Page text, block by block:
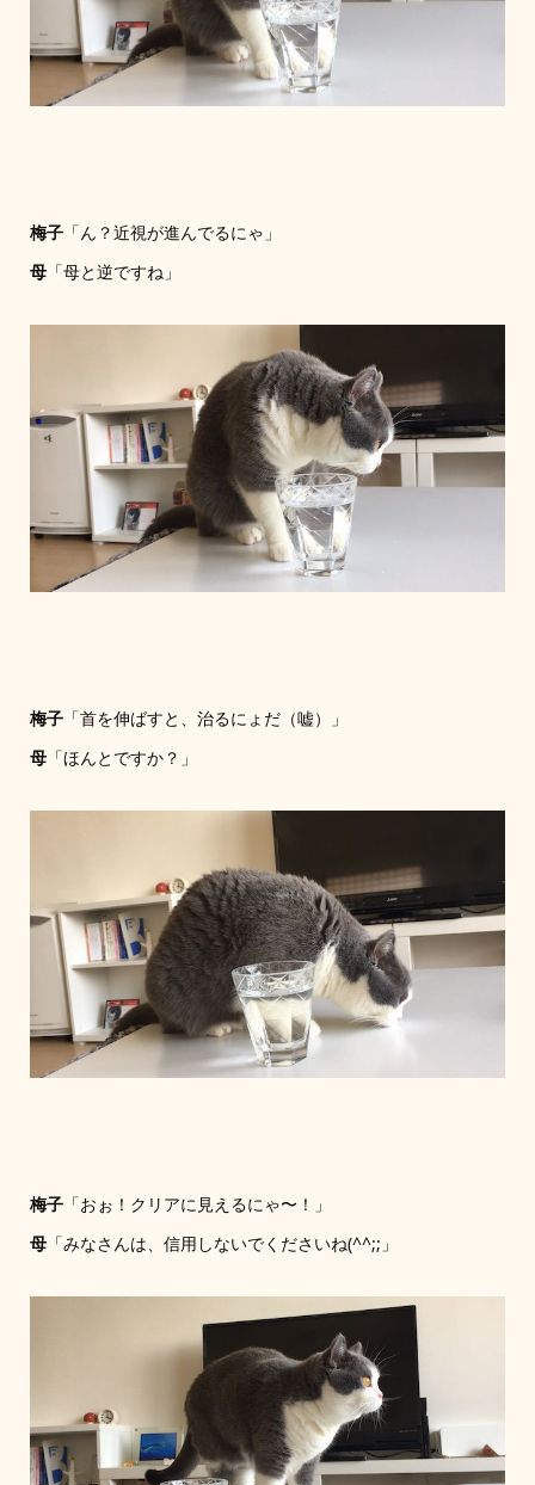
梅子「ん？近視が進んでるにゃ」
母「母と逆ですね」
梅子「首を伸ばすと、治るにょだ（嘘）」
母「ほんとですか？」
梅子「おぉ！クリアに見えるにゃ〜！」
母「みなさんは、信用しないでくださいね(^^;;」